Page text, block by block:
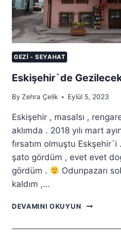
GEZI - SEYAHAT
Eskişehir`de
By Zehra Çelik Eylül 5, 2023
Eskişehir , masalsı ,
aklımda . 2018 yılı mart
fırsatım olmuştu
şato gördüm , evet evet
gördüm .
Odunpazarı
kaldım ,…
DEVAMINI OKUYUN